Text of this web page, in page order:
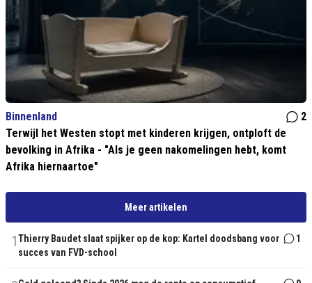
Binnenland
2
Terwijl het Westen stopt met kinderen krijgen, ontploft de
bevolking in Afrika - "Als je geen nakomelingen hebt, komt
Afrika hiernaartoe"
Meer artikelen
1Thierry Baudet slaat spijker op de kop: Kartel doodsbang voor
succes van FVD-school
1